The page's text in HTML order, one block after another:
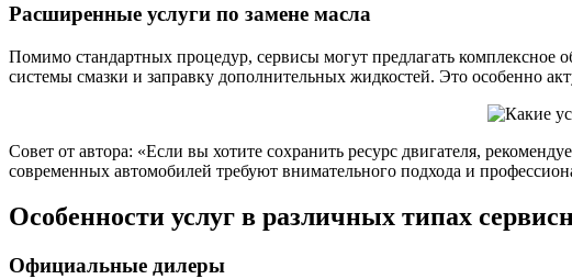
Расширенные услуги по замене масла
Помимо стандартных процедур, сервисы могут предлагать
системы смазки и заправку дополнительных жидкостей. Это особенно
Совет от автора: «Если вы хотите сохранить ресурс двигателя,
современных автомобилей требуют внимательного подхода и
Особенности услуг в различных типах
Официальные дилеры